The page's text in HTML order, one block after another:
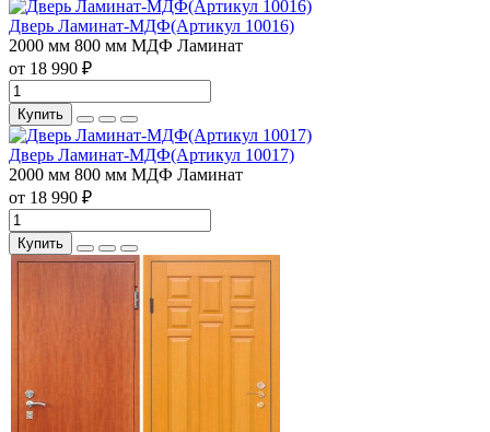
Дверь Ламинат-МДФ(Артикул 10016)
2000 мм 800 мм МДФ Ламинат
от 18 990 ₽
Купить
Дверь Ламинат-МДФ(Артикул 10017)
2000 мм 800 мм МДФ Ламинат
от 18 990 ₽
Купить